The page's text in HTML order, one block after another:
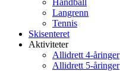
Håndball
Langrenn
Tennis
Skisenteret
Aktiviteter
Allidrett 4-åringer
Allidrett 5-åringer